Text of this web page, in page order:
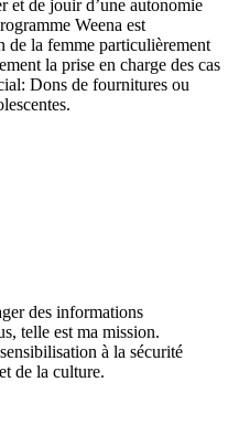
et de jouir d’une autonomie
Weena est
de la femme particulièrement
la prise en charge des cas
Dons de fournitures ou
des informations
telle est ma mission.
à la sécurité
de la culture.